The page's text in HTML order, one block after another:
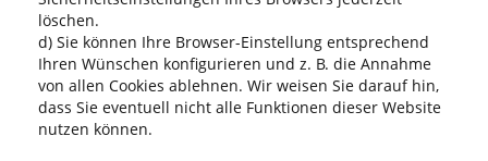
löschen.
d) Sie können Ihre Browser-Einstellung entsprechend
Ihren Wünschen konfigurieren und z. B. die Annahme
von allen Cookies ablehnen. Wir weisen Sie darauf hin,
dass Sie eventuell nicht alle Funktionen dieser Website
nutzen können.